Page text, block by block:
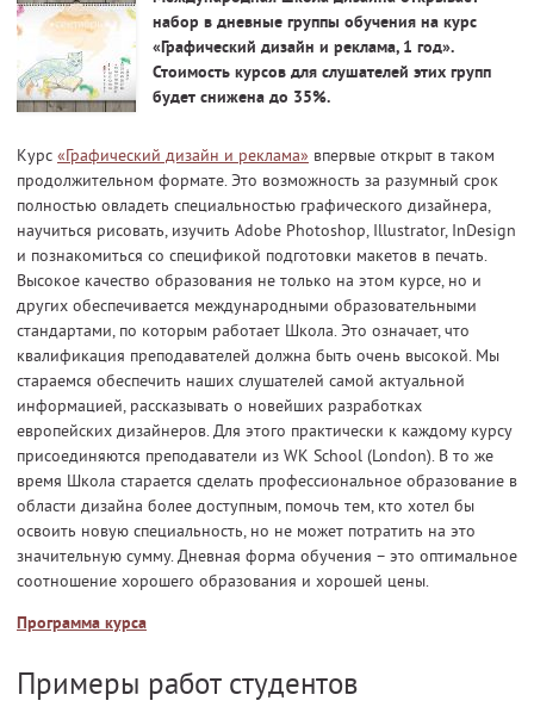
набор в дневные группы обучения на курс
«Графический дизайн и реклама, 1 год».
Стоимость курсов для слушателей этих групп
будет снижена до 35%.
Курс «Графический дизайн и реклама» впервые открыт в таком
продолжительном формате. Это возможность за разумный срок
полностью овладеть специальностью графического дизайнера,
научиться рисовать, изучить Adobe Photoshop, Illustrator, InDesign
и познакомиться со спецификой подготовки макетов в печать.
Высокое качество образования не только на этом курсе, но и
других обеспечивается международными образовательными
стандартами, по которым работает Школа. Это означает, что
квалификация преподавателей должна быть очень высокой. Мы
стараемся обеспечить наших слушателей самой актуальной
информацией, рассказывать о новейших разработках
европейских дизайнеров. Для этого практически к каждому курсу
присоединяются преподаватели из WK School (London). В то же
время Школа старается сделать профессиональное образование в
области дизайна более доступным, помочь тем, кто хотел бы
освоить новую специальность, но не может потратить на это
значительную сумму. Дневная форма обучения – это оптимальное
соотношение хорошего образования и хорошей цены.
Программа курса
Примеры работ студентов